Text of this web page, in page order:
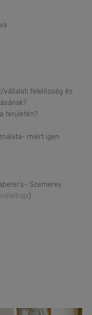
vállalati felelősség és
területén?
miért igen
Szemerey
)